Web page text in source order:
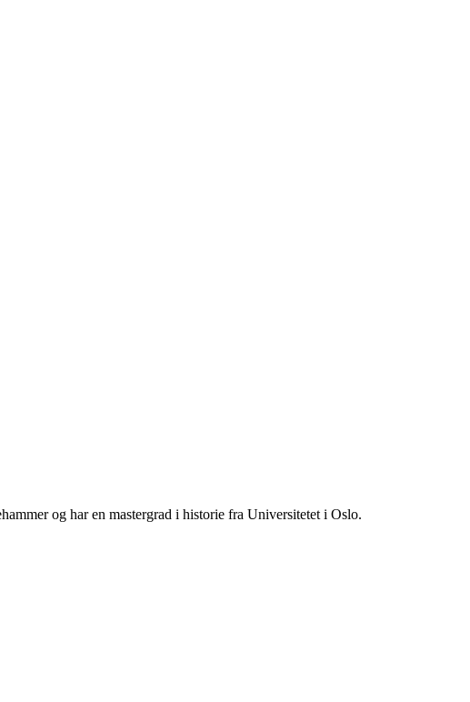
og har en mastergrad i historie fra Universitetet i Oslo.